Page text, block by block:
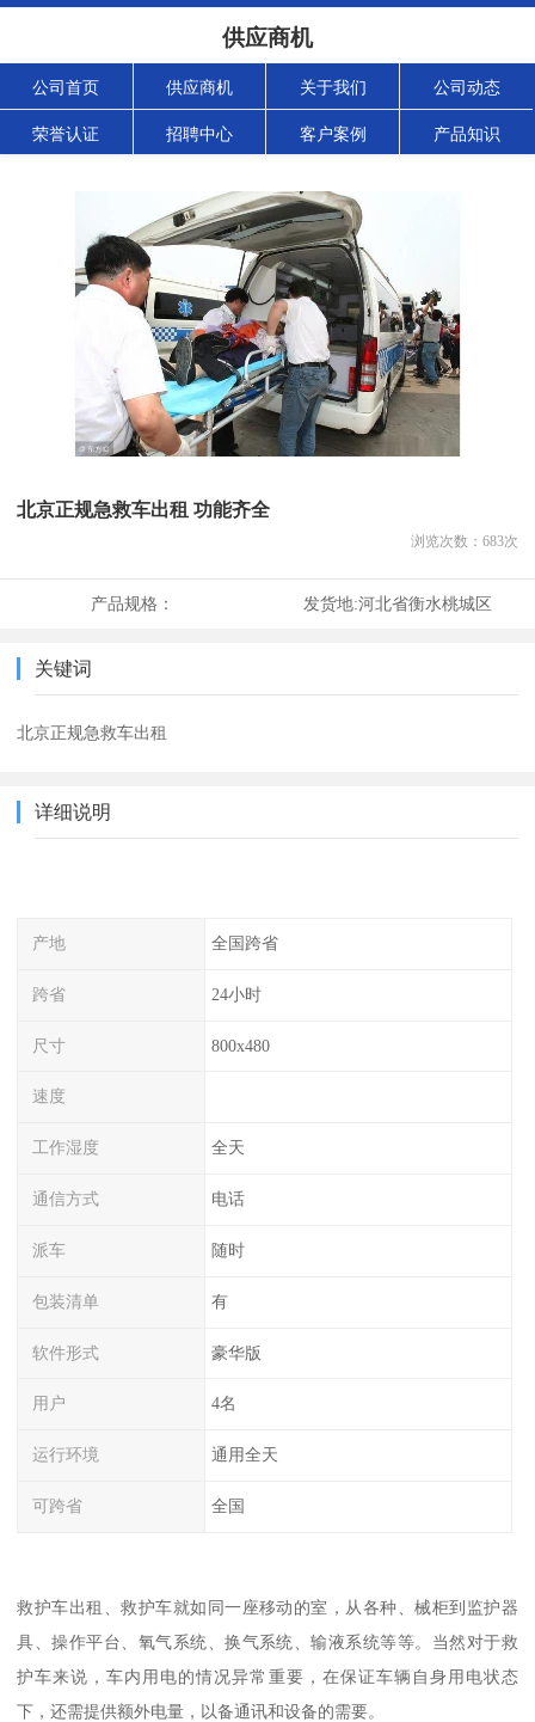
供应商机
公司首页 供应商机 关于我们 公司动态
荣誉认证 招聘中心 客户案例 产品知识
北京正规急救车出租 功能齐全
浏览次数： 683次
产品规格： 发货地:河北省衡水桃城区
关键词
北京正规急救车出租
详细说明
产地 全国跨省
跨省 24小时
尺寸 800x480
速度
工作湿度 全天
通信方式 电话
派车 随时
包装清单 有
软件形式 豪华版
用户 4名
运行环境 通用全天
可跨省 全国
救护车出租、救护车就如同一座移动的室，从各种、械柜到监护器
具、操作平台、氧气系统、换气系统、输液系统等等。当然对于救
护车来说，车内用电的情况异常重要，在保证车辆自身用电状态
下，还需提供额外电量，以备通讯和设备的需要。